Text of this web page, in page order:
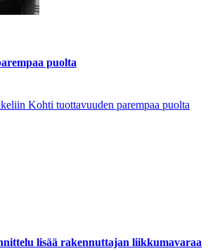
puolta
Kohti tuottavuuden parempaa puolta
lisää rakennuttajan liikkumavaraa